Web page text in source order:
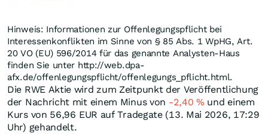
Hinweis: Informationen zur Offenlegungspflicht bei
Interessenkonflikten im Sinne von § 85 Abs. 1 WpHG, Art.
20 VO (EU) 596/2014 für das genannte Analysten-Haus
finden Sie unter http://web.dpa-
afx.de/offenlegungspflicht/offenlegungs_pflicht.html.
Die RWE Aktie wird zum Zeitpunkt der Veröffentlichung
der Nachricht mit einem Minus von -2,40% und einem
Kurs von 56,96 EUR auf Tradegate (13. Mai 2026, 17:29
Uhr) gehandelt.